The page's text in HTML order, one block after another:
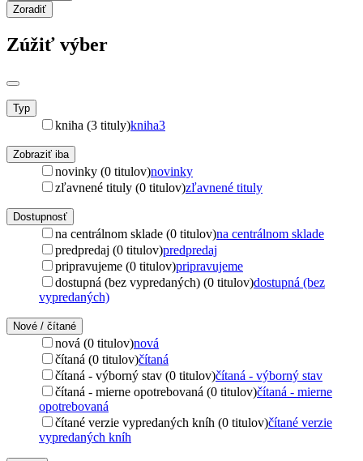
Zoradiť
Zúžiť výber
Typ
kniha (3 tituly)kniha3
Zobraziť iba
novinky (0 titulov)novinky
zľavnené tituly (0 titulov)zľavnené tituly
Dostupnosť
na centrálnom sklade (0 titulov)na centrálnom sklade
predpredaj (0 titulov)predpredaj
pripravujeme (0 titulov)pripravujeme
dostupná (bez vypredaných) (0 titulov)dostupná (bez
vypredaných)
Nové / čítané
nová (0 titulov)nová
čítaná (0 titulov)čítaná
čítaná - výborný stav (0 titulov)čítaná - výborný stav
čítaná - mierne opotrebovaná (0 titulov)čítaná - mierne
opotrebovaná
čítané verzie vypredaných kníh (0 titulov)čítané verzie
vypredaných kníh